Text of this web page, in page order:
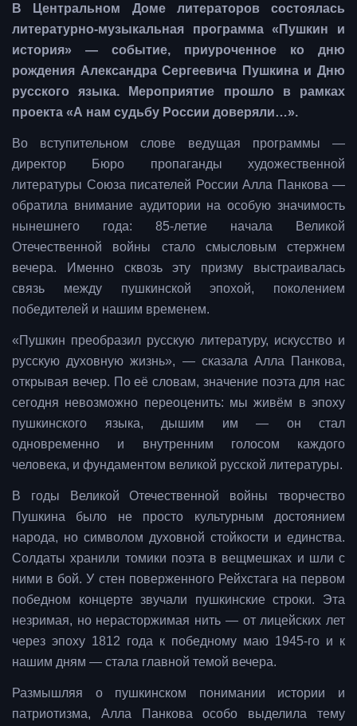
В Центральном Доме литераторов состоялась
литературно-музыкальная программа «Пушкин и
история» — событие, приуроченное ко дню
рождения Александра Сергеевича Пушкина и Дню
русского языка. Мероприятие прошло в рамках
проекта «А нам судьбу России доверяли…».
Во вступительном слове ведущая программы —
директор Бюро пропаганды художественной
литературы Союза писателей России Алла Панкова —
обратила внимание аудитории на особую значимость
нынешнего года: 85-летие начала Великой
Отечественной войны стало смысловым стержнем
вечера. Именно сквозь эту призму выстраивалась
связь между пушкинской эпохой, поколением
победителей и нашим временем.
«Пушкин преобразил русскую литературу, искусство и
русскую духовную жизнь», — сказала Алла Панкова,
открывая вечер. По её словам, значение поэта для нас
сегодня невозможно переоценить: мы живём в эпоху
пушкинского языка, дышим им — он стал
одновременно и внутренним голосом каждого
человека, и фундаментом великой русской литературы.
В годы Великой Отечественной войны творчество
Пушкина было не просто культурным достоянием
народа, но символом духовной стойкости и единства.
Солдаты хранили томики поэта в вещмешках и шли с
ними в бой. У стен поверженного Рейхстага на первом
победном концерте звучали пушкинские строки. Эта
незримая, но нерасторжимая нить — от лицейских лет
через эпоху 1812 года к победному маю 1945-го и к
нашим дням — стала главной темой вечера.
Размышляя о пушкинском понимании истории и
патриотизма, Алла Панкова особо выделила тему